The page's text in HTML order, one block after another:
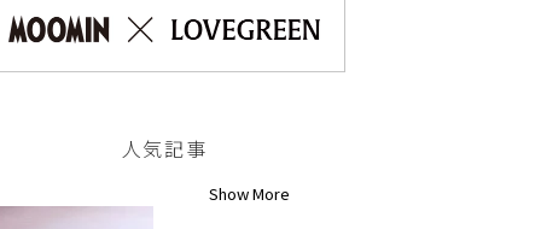
人気記事
Show More